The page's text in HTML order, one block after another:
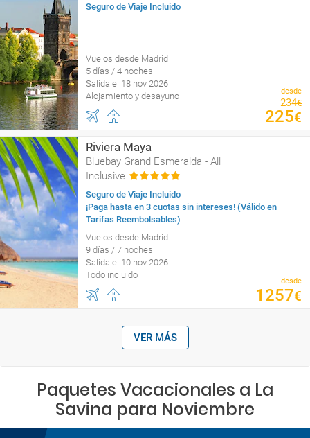
Seguro de Viaje Incluido
Vuelos desde Madrid
5 días / 4 noches
Salida el 18 nov 2026
Alojamiento y desayuno
desde
234€
225€
Riviera Maya
Bluebay Grand Esmeralda - All
Inclusive
Seguro de Viaje Incluido
¡Paga hasta en 3 cuotas sin intereses! (Válido en
Tarifas Reembolsables)
Vuelos desde Madrid
9 días / 7 noches
Salida el 10 nov 2026
Todo incluido
desde
1257€
VER MÁS
Paquetes Vacacionales a La
Savina para Noviembre